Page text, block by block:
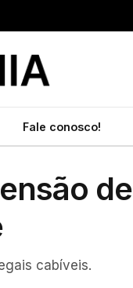
Fale conosco!
de
cabíveis.